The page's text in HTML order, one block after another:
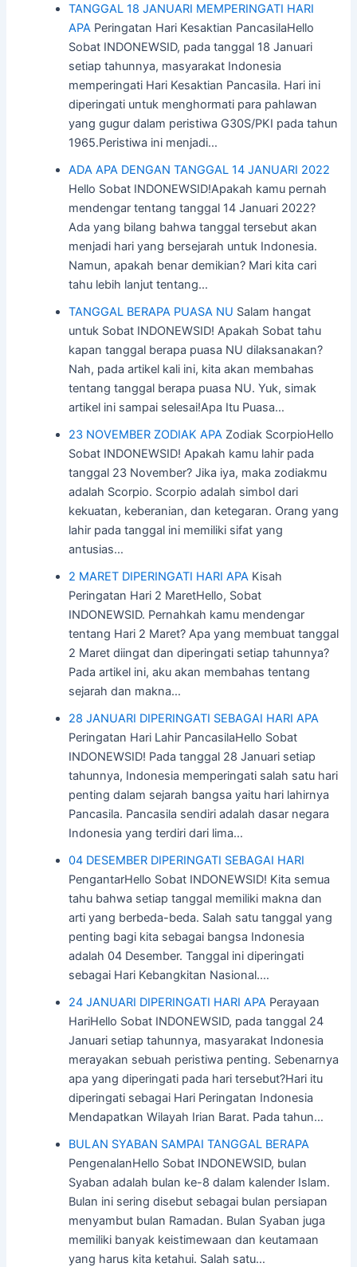
TANGGAL 18 JANUARI MEMPERINGATI HARI
APA Peringatan Hari Kesaktian PancasilaHello
Sobat INDONEWSID, pada tanggal 18 Januari
setiap tahunnya, masyarakat Indonesia
memperingati Hari Kesaktian Pancasila. Hari ini
diperingati untuk menghormati para pahlawan
yang gugur dalam peristiwa G30S/PKI pada tahun
1965.Peristiwa ini menjadi…
ADA APA DENGAN TANGGAL 14 JANUARI 2022
Hello Sobat INDONEWSID!Apakah kamu pernah
mendengar tentang tanggal 14 Januari 2022?
Ada yang bilang bahwa tanggal tersebut akan
menjadi hari yang bersejarah untuk Indonesia.
Namun, apakah benar demikian? Mari kita cari
tahu lebih lanjut tentang…
TANGGAL BERAPA PUASA NU Salam hangat
untuk Sobat INDONEWSID! Apakah Sobat tahu
kapan tanggal berapa puasa NU dilaksanakan?
Nah, pada artikel kali ini, kita akan membahas
tentang tanggal berapa puasa NU. Yuk, simak
artikel ini sampai selesai!Apa Itu Puasa…
23 NOVEMBER ZODIAK APA Zodiak ScorpioHello
Sobat INDONEWSID! Apakah kamu lahir pada
tanggal 23 November? Jika iya, maka zodiakmu
adalah Scorpio. Scorpio adalah simbol dari
kekuatan, keberanian, dan ketegaran. Orang yang
lahir pada tanggal ini memiliki sifat yang
antusias…
2 MARET DIPERINGATI HARI APA Kisah
Peringatan Hari 2 MaretHello, Sobat
INDONEWSID. Pernahkah kamu mendengar
tentang Hari 2 Maret? Apa yang membuat tanggal
2 Maret diingat dan diperingati setiap tahunnya?
Pada artikel ini, aku akan membahas tentang
sejarah dan makna…
28 JANUARI DIPERINGATI SEBAGAI HARI APA
Peringatan Hari Lahir PancasilaHello Sobat
INDONEWSID! Pada tanggal 28 Januari setiap
tahunnya, Indonesia memperingati salah satu hari
penting dalam sejarah bangsa yaitu hari lahirnya
Pancasila. Pancasila sendiri adalah dasar negara
Indonesia yang terdiri dari lima…
04 DESEMBER DIPERINGATI SEBAGAI HARI
PengantarHello Sobat INDONEWSID! Kita semua
tahu bahwa setiap tanggal memiliki makna dan
arti yang berbeda-beda. Salah satu tanggal yang
penting bagi kita sebagai bangsa Indonesia
adalah 04 Desember. Tanggal ini diperingati
sebagai Hari Kebangkitan Nasional.…
24 JANUARI DIPERINGATI HARI APA Perayaan
HariHello Sobat INDONEWSID, pada tanggal 24
Januari setiap tahunnya, masyarakat Indonesia
merayakan sebuah peristiwa penting. Sebenarnya
apa yang diperingati pada hari tersebut?Hari itu
diperingati sebagai Hari Peringatan Indonesia
Mendapatkan Wilayah Irian Barat. Pada tahun…
BULAN SYABAN SAMPAI TANGGAL BERAPA
PengenalanHello Sobat INDONEWSID, bulan
Syaban adalah bulan ke-8 dalam kalender Islam.
Bulan ini sering disebut sebagai bulan persiapan
menyambut bulan Ramadan. Bulan Syaban juga
memiliki banyak keistimewaan dan keutamaan
yang harus kita ketahui. Salah satu…